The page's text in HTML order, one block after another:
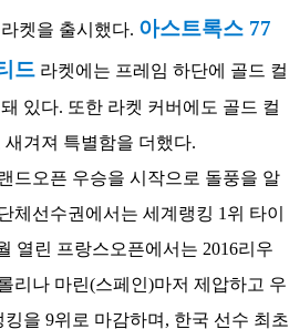
켓을 출시했다. 아스트록스 77
드 라켓에는 프레임 하단에 골드 컬
있다. 또한 라켓 커버에도 골드 컬
겨져 특별함을 더했다.
드오픈 우승을 시작으로 돌풍을 알
체선수권에서는 세계랭킹 1위 타이
열린 프랑스오픈에서는 2016리우
리나 마린(스페인)마저 제압하고 우
을 9위로 마감하며, 한국 선수 최초